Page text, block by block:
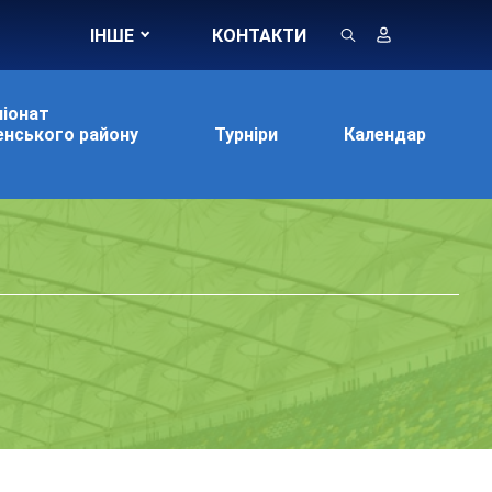
ІНШЕ КОНТАКТИ
району
Турніри Календар